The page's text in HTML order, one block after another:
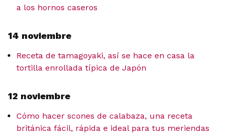
a los hornos caseros
14 noviembre
Receta de tamagoyaki, así se hace en casa la
tortilla enrollada típica de Japón
12 noviembre
Cómo hacer scones de calabaza, una receta
británica fácil, rápida e ideal para tus meriendas